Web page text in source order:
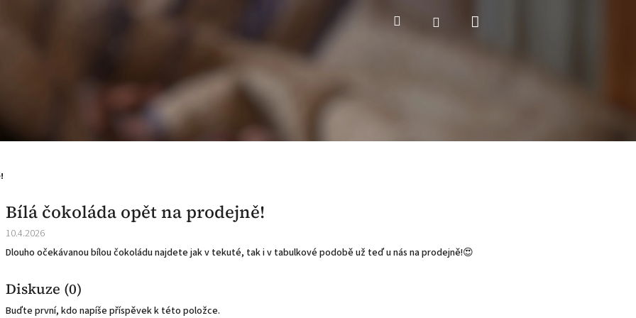
Hledat Přihlášení
Bílá čokoláda opět na prodejně!
10.4.2026
Dlouho očekávanou bílou čokoládu najdete jak v tekuté, tak i v tabulkové podobě už teď u nás na prodejně!😍
Diskuze (0)
Buďte první, kdo napíše příspěvek k této položce.